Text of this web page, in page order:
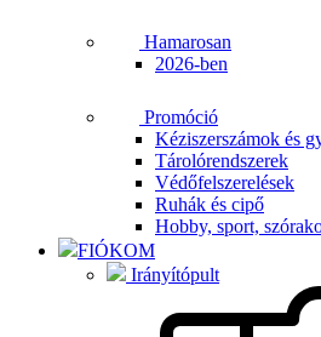
Hamarosan
2026-ben
Promóció
Kéziszerszámok és
Tárolórendszerek
Védőfelszerelések
Ruhák és cipő
Hobby, sport,
FIÓKOM
Irányítópult